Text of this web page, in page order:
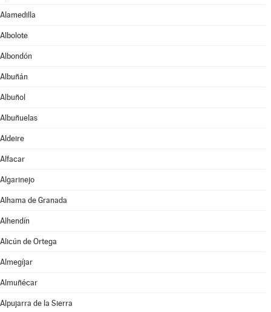
Alamedilla
Albolote
Albondón
Albuñán
Albuñol
Albuñuelas
Aldeire
Alfacar
Algarinejo
Alhama de Granada
Alhendín
Alicún de Ortega
Almegíjar
Almuñécar
Alpujarra de la Sierra